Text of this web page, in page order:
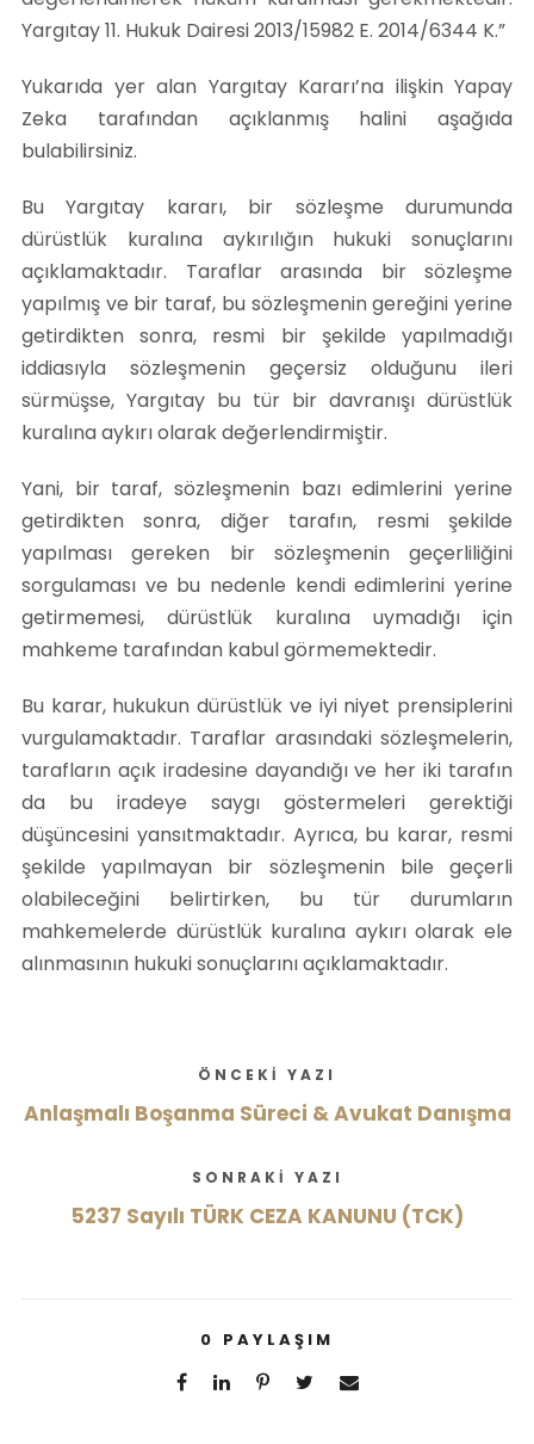
Yargıtay 11. Hukuk Dairesi 2013/15982 E. 2014/6344 K.”
Yukarıda yer alan Yargıtay Kararı’na ilişkin Yapay
Zeka tarafından açıklanmış halini aşağıda
bulabilirsiniz.
Bu Yargıtay kararı, bir sözleşme durumunda
dürüstlük kuralına aykırılığın hukuki sonuçlarını
açıklamaktadır. Taraflar arasında bir sözleşme
yapılmış ve bir taraf, bu sözleşmenin gereğini yerine
getirdikten sonra, resmi bir şekilde yapılmadığı
iddiasıyla sözleşmenin geçersiz olduğunu ileri
sürmüşse, Yargıtay bu tür bir davranışı dürüstlük
kuralına aykırı olarak değerlendirmiştir.
Yani, bir taraf, sözleşmenin bazı edimlerini yerine
getirdikten sonra, diğer tarafın, resmi şekilde
yapılması gereken bir sözleşmenin geçerliliğini
sorgulaması ve bu nedenle kendi edimlerini yerine
getirmemesi, dürüstlük kuralına uymadığı için
mahkeme tarafından kabul görmemektedir.
Bu karar, hukukun dürüstlük ve iyi niyet prensiplerini
vurgulamaktadır. Taraflar arasındaki sözleşmelerin,
tarafların açık iradesine dayandığı ve her iki tarafın
da bu iradeye saygı göstermeleri gerektiği
düşüncesini yansıtmaktadır. Ayrıca, bu karar, resmi
şekilde yapılmayan bir sözleşmenin bile geçerli
olabileceğini belirtirken, bu tür durumların
mahkemelerde dürüstlük kuralına aykırı olarak ele
alınmasının hukuki sonuçlarını açıklamaktadır.
ÖNCEKI YAZI
Anlaşmalı Boşanma Süreci & Avukat Danışma
SONRAKI YAZI
5237 Sayılı TÜRK CEZA KANUNU (TCK)
0 PAYLAŞIM